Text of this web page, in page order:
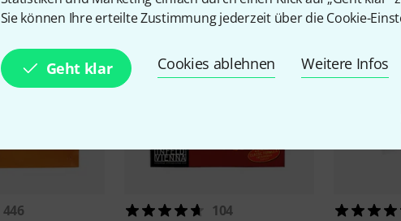
Sie können Ihre erteilte Zustimmung jederzeit über die Cookie-
Geht klar Cookies ablehnen Weitere Infos
446
104